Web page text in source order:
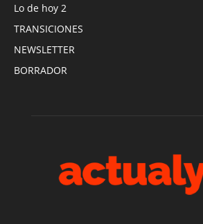
Lo de hoy 2
TRANSICIONES
NEWSLETTER
BORRADOR